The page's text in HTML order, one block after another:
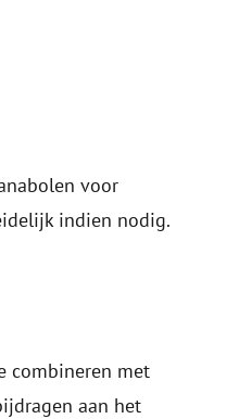
voor
indien nodig.
combineren met
aan het